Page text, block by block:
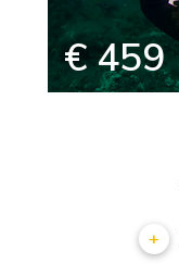
€ 459